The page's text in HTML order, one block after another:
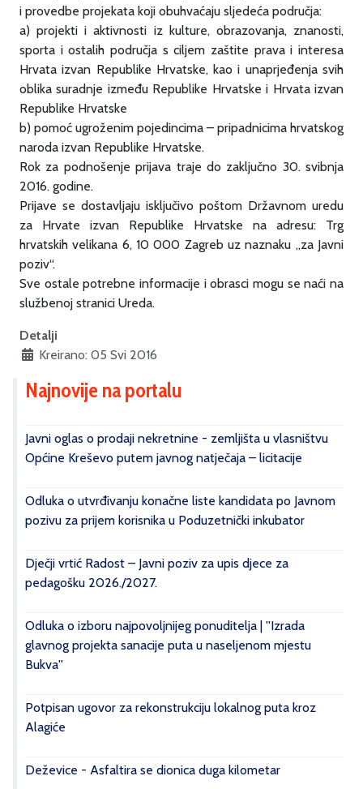
i provedbe projekata koji obuhvaćaju sljedeća područja:
a) projekti i aktivnosti iz kulture, obrazovanja, znanosti,
sporta i ostalih područja s ciljem zaštite prava i interesa
Hrvata izvan Republike Hrvatske, kao i unaprjeđenja svih
oblika suradnje između Republike Hrvatske i Hrvata izvan
Republike Hrvatske
b) pomoć ugroženim pojedincima – pripadnicima hrvatskog
naroda izvan Republike Hrvatske.
Rok za podnošenje prijava traje do zaključno 30. svibnja
2016. godine.
Prijave se dostavljaju isključivo poštom Državnom uredu
za Hrvate izvan Republike Hrvatske na adresu: Trg
hrvatskih velikana 6, 10 000 Zagreb uz naznaku „za Javni
poziv“.
Sve ostale potrebne informacije i obrasci mogu se naći na
službenoj stranici Ureda.
Detalji
Kreirano: 05 Svi 2016
Najnovije na portalu
Javni oglas o prodaji nekretnine - zemljišta u vlasništvu
Općine Kreševo putem javnog natječaja – licitacije
Odluka o utvrđivanju konačne liste kandidata po Javnom
pozivu za prijem korisnika u Poduzetnički inkubator
Dječji vrtić Radost – Javni poziv za upis djece za
pedagošku 2026./2027.
Odluka o izboru najpovoljnijeg ponuditelja | ''Izrada
glavnog projekta sanacije puta u naseljenom mjestu
Bukva''
Potpisan ugovor za rekonstrukciju lokalnog puta kroz
Alagiće
Deževice - Asfaltira se dionica duga kilometar